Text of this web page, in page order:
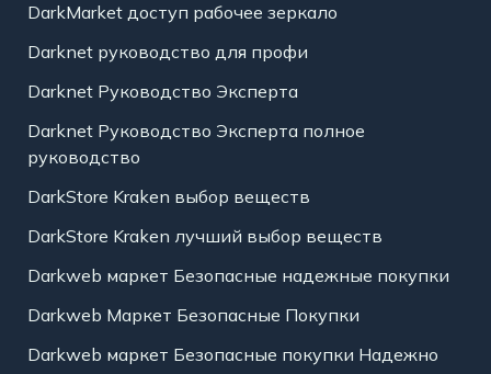
DarkMarket доступ рабочее зеркало
Darknet руководство для профи
Darknet Руководство Эксперта
Darknet Руководство Эксперта полное
руководство
DarkStore Kraken выбор веществ
DarkStore Kraken лучший выбор веществ
Darkweb маркет Безопасные надежные покупки
Darkweb Маркет Безопасные Покупки
Darkweb маркет Безопасные покупки Надежно